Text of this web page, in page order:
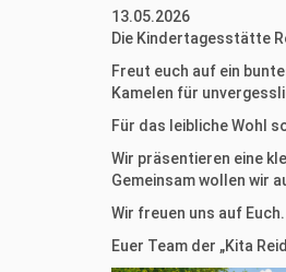
13.05.2026
Die Kindertagesstätte
Freut euch auf ein
Kamelen für
Für das leibliche Wohl
Wir präsentieren eine
Gemeinsam wollen wir
Wir freuen uns auf Euch.
Euer Team der „Kita